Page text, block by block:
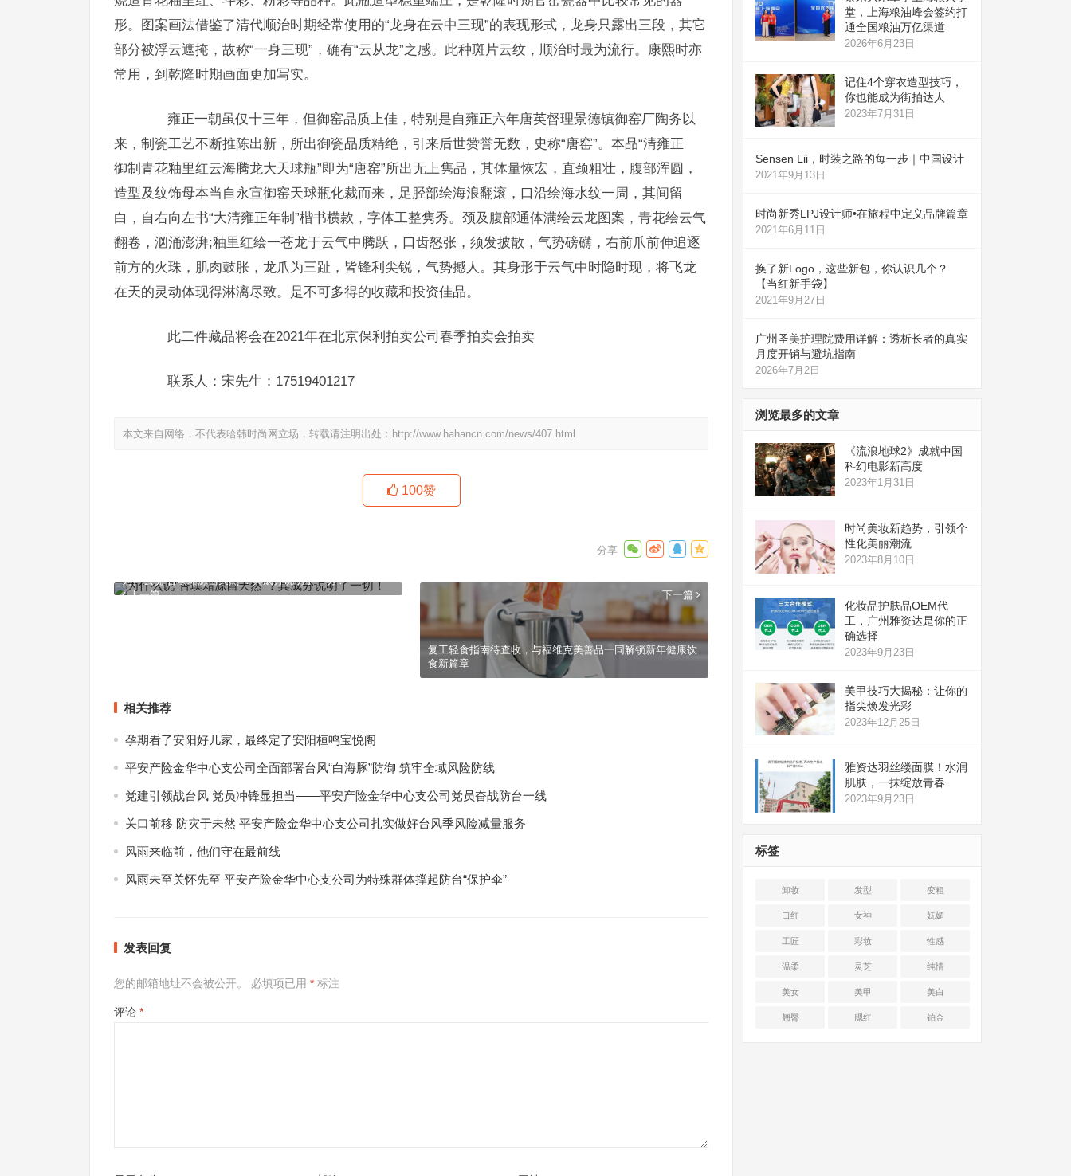
形。图案画法借鉴了清代顺治时期经常使用的“龙身在云中三现”的表现形式，龙身只露出三段，其它
部分被浮云遮掩，故称“一身三现”，确有“云从龙”之感。此种斑片云纹，顺治时最为流行。康熙时亦
常用，到乾隆时期画面更加写实。
雍正一朝虽仅十三年，但御窑品质上佳，特别是自雍正六年唐英督理景德镇御窑厂陶务以
来，制瓷工艺不断推陈出新，所出御瓷品质精绝，引来后世赞誉无数，史称“唐窑”。本品“清雍正
御制青花釉里红云海腾龙大天球瓶”即为“唐窑”所出无上隽品，其体量恢宏，直颈粗壮，腹部浑圆，
造型及纹饰母本当自永宣御窑天球瓶化裁而来，足胫部绘海浪翻滚，口沿绘海水纹一周，其间留
白，自右向左书“大清雍正年制”楷书横款，字体工整隽秀。颈及腹部通体满绘云龙图案，青花绘云气
翻卷，汹涌澎湃;釉里红绘一苍龙于云气中腾跃，口齿怒张，须发披散，气势磅礴，右前爪前伸追逐
前方的火珠，肌肉鼓胀，龙爪为三趾，皆锋利尖锐，气势撼人。其身形于云气中时隐时现，将飞龙
在天的灵动体现得淋漓尽致。是不可多得的收藏和投资佳品。
此二件藏品将会在2021年在北京保利拍卖公司春季拍卖会拍卖
联系人：宋先生：17519401217
本文来自网络，不代表哈韩时尚网立场，转载请注明出处： http://www.hahancn.com/news/407.html
100赞
上一篇
为什么说“杏璞霜源自天然”？其成分说明了一切！
下一篇
复工轻食指南待查收，与福维克美善品一同解锁新年健康饮
食新篇章
相关推荐
孕期看了安阳好几家，最终定了安阳桓鸣宝悦阁
平安产险金华中心支公司全面部署台风“白海豚”防御 筑牢全域风险防线
党建引领战台风 党员冲锋显担当——平安产险金华中心支公司党员奋战防台一线
关口前移 防灾于未然 平安产险金华中心支公司扎实做好台风季风险减量服务
风雨来临前，他们守在最前线
风雨未至关怀先至 平安产险金华中心支公司为特殊群体撑起防台“保护伞”
发表回复
您的邮箱地址不会被公开。 必填项已用 * 标注
评论 *
堂，上海粮油峰会签约打
通全国粮油万亿渠道
2026年6月23日
记住4个穿衣造型技巧，
你也能成为街拍达人
2023年7月31日
Sensen Lii，时装之路的每一步｜中国设计
2021年9月13日
时尚新秀LPJ设计师•在旅程中定义品牌篇章
2021年6月11日
换了新Logo，这些新包，你认识几个？
【当红新手袋】
2021年9月27日
广州圣美护理院费用详解：透析长者的真实
月度开销与避坑指南
2026年7月2日
浏览最多的文章
《流浪地球2》成就中国
科幻电影新高度
2023年1月31日
时尚美妆新趋势，引领个
性化美丽潮流
2023年8月10日
化妆品护肤品OEM代
工，广州雅资达是你的正
确选择
2023年9月23日
美甲技巧大揭秘：让你的
指尖焕发光彩
2023年12月25日
雅资达羽丝缕面膜！水润
肌肤，一抹绽放青春
2023年9月23日
标签
卸妆 发型 变粗
口红 女神 妩媚
工匠 彩妆 性感
温柔 灵芝 纯情
美女 美甲 美白
翘臀 腮红 铂金